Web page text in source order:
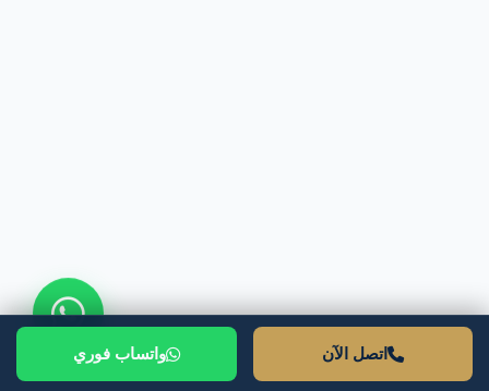
اتصل الآن واتساب فوري